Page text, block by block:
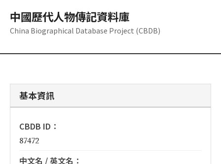
中國歷代人物傳記資料庫
China Biographical Database Project (CBDB)
基本資訊
CBDB ID：
87472
中文名 / 英文名：